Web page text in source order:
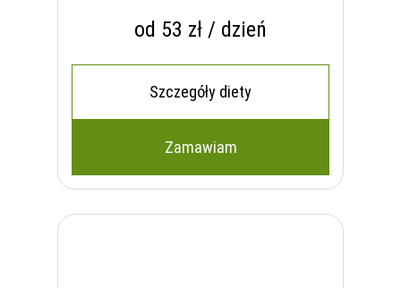
od 53 zł / dzień
Szczegóły diety
Zamawiam